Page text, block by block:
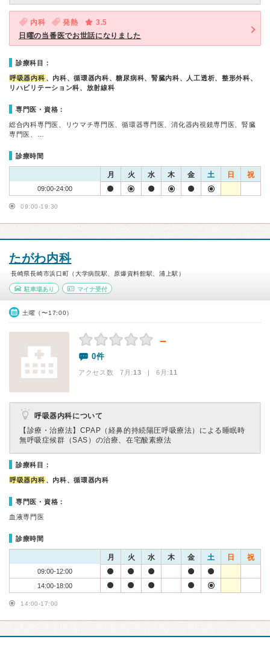
内科 発熱
3.5
日曜の当番医でお世話になりました
診療科目：
呼吸器内科 、内科、循環器内科、糖尿病科、腎臓内科、人工透析、整形外科、
リハビリテーション科、放射線科
専門医・資格：
総合内科専門医、リウマチ専門医、循環器専門医、消化器内視鏡専門医、腎臓
専門医、…
診療時間
月 火 水 木 金 土 日 祝
09:00-24:00
09:00-19:30
たがわ内科
長崎県長崎市浜口町（大学病院駅、原爆資料館駅、浦上駅）
駐車場あり マイナ受付
土曜（〜17:00）
－
0件
アクセス数 7月:13 | 6月:11
呼吸器内科について
【診療・治療法】 CPAP（経鼻的持続陽圧呼吸療法）による睡眠時
無呼吸症候群（SAS）の治療、在宅酸素療法
診療科目：
呼吸器内科 、内科、循環器内科
専門医・資格：
血液専門医
診療時間
月 火 水 木 金 土 日 祝
09:00-12:00
14:00-18:00
14:00-17:00